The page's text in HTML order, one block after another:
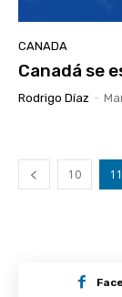
CANADA
Canadá se
Rodrigo Díaz -
10 11